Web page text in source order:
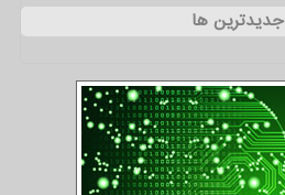
جدیدترین ها